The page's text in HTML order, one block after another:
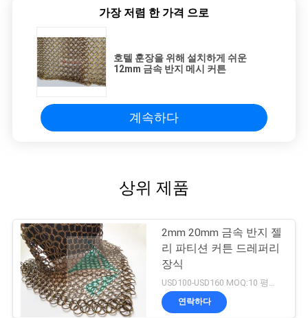
가장 저렴 한 가격 으로
호텔 훈장을 위해 설치하게 쉬운
12mm 금속 반지 메시 커튼
계속하다
상위 제품
2mm 20mm 금속 반지 젤
리 파티션 커튼 드레퍼리
장식
USD100-USD160 MOQ:10 평방 미터
연락하다